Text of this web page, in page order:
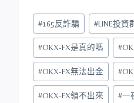
Post
Tags:
#165反詐騙 #LINE投資
#OKX-FX是真的嗎 #
#OKX-FX無法出金 #
#OKX-FX領不出來 #一